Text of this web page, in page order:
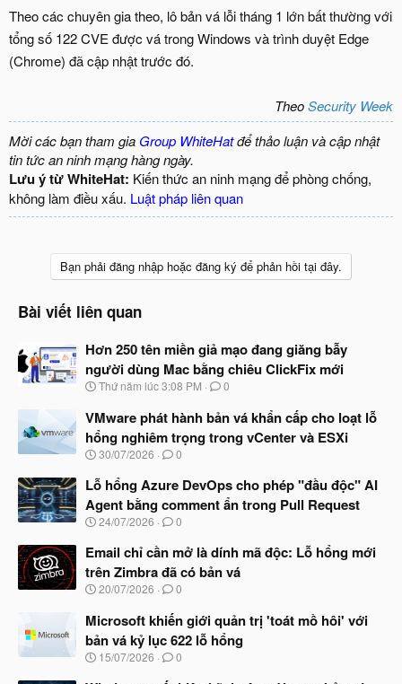
Theo các chuyên gia theo, lô bản vá lỗi tháng 1 lớn bất thường với
tổng số 122 CVE được vá trong Windows và trình duyệt Edge
(Chrome) đã cập nhật trước đó.
TheoSecurity Week
Mời các bạn tham gia Group WhiteHatđể thảo luận và cập nhật
tin tức an ninh mạng hàng ngày.
Lưu ý từ WhiteHat: Kiến thức an ninh mạng để phòng chống,
không làm điều xấu. Luật pháp liên quan
Bạn phải đăng nhập hoặc đăng ký để phản hồi tại đây.
Bài viết liên quan
Hơn 250 tên miền giả mạo đang giăng bẫy
người dùng Mac bằng chiêu ClickFix mới
N
à
y
b
ắ
đ
ầ
u
Thứ năm lúc 3:08 PM 0
VMware phát hành bản vá khẩn cấp cho loạt lỗ
hổng nghiêm trọng trong vCenter và ESXi
N
à
b
ắ
đ
ầ
u
30/07/2026 0
Lỗ hổng Azure DevOps cho phép "đầu độc" AI
Agent bằng comment ẩn trong Pull Request
N
à
b
ắ
đ
ầ
u
24/07/2026 0
Email chỉ cần mở là dính mã độc: Lỗ hổng mới
trên Zimbra đã có bản vá
N
à
y
b
ắ
20/07/2026 0
Microsoft khiến giới quản trị 'toát mồ hôi' với
bản vá kỷ lục 622 lỗ hổng
N
15/07/2026 0